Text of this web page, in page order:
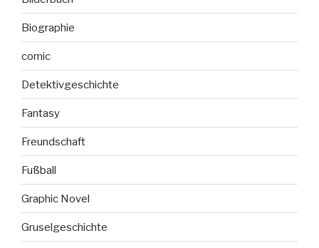
Biographie
comic
Detektivgeschichte
Fantasy
Freundschaft
Fußball
Graphic Novel
Gruselgeschichte